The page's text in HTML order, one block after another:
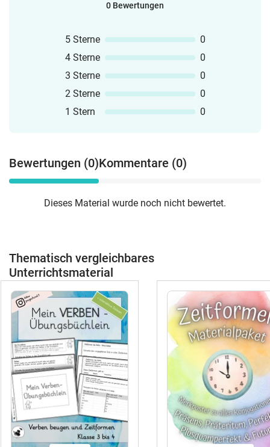
0 Bewertungen
5 Sterne
0
4 Sterne
0
3 Sterne
0
2 Sterne
0
1 Stern
0
Bewertungen (0)Kommentare (0)
Dieses Material wurde noch nicht bewertet.
Thematisch vergleichbares
Unterrichtsmaterial